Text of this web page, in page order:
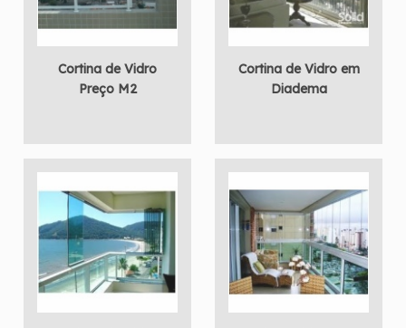
Cortina de Vidro
Preço M2
Cortina de Vidro em
Diadema